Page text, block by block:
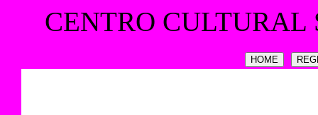
CENTRO CULTURAL
HOME